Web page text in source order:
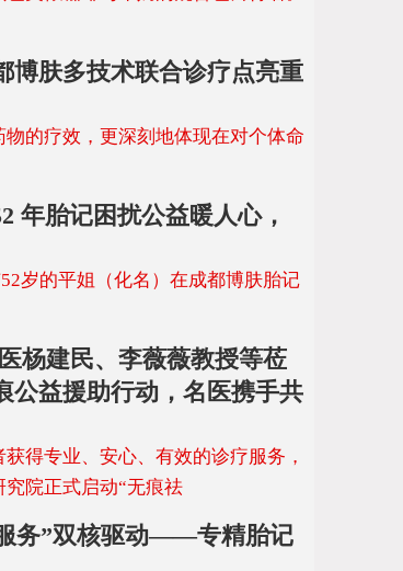
博肤多技术联合诊疗点亮重
的疗效，更深刻地体现在对个体命
年胎记困扰公益暖人心，
岁的平姐（化名）在成都博肤胎记
杨建民、李薇薇教授等莅
益援助行动，名医携手共
得专业、安心、有效的诊疗服务，
院正式启动“无痕祛
务”双核驱动——专精胎记